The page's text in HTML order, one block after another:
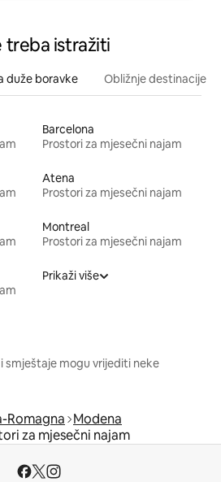
treba istražiti
duže boravke Obližnje destinacije
Barcelona
Prostori za mjesečni najam
Atena
Prostori za mjesečni najam
Montreal
Prostori za mjesečni najam
Prikaži više
smještaje mogu vrijediti neke
Romagna Modena
za mjesečni najam